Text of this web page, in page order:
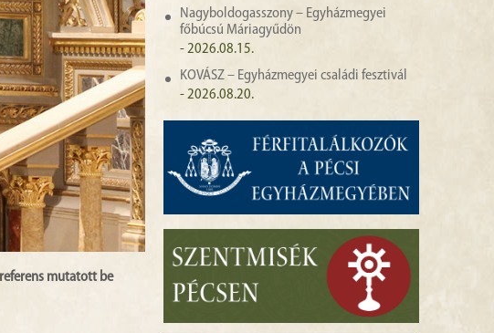
mutatott be
Nagyboldogasszony – Egyházmegyei
főbúcsú Máriagyűdön
- 2026.08.15.
KOVÁSZ – Egyházmegyei családi fesztivál
- 2026.08.20.